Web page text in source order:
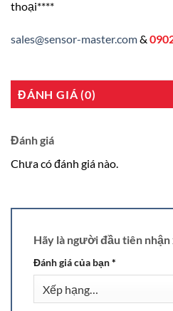
thoại****
sales@sensor-master.com&
ĐÁNH GIÁ (0)
Đánh giá
Chưa có đánh giá nào.
Hãy là người đầu tiên nhận
Đánh giá của bạn*